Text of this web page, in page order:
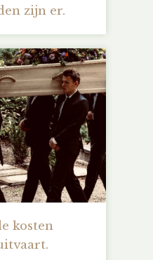
zijn er.
kosten